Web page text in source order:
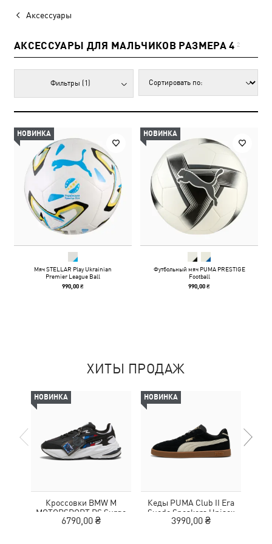
Аксессуары
АКСЕССУАРЫ ДЛЯ МАЛЬЧИКОВ РАЗМЕРА 4 2
Фильтры (1)
НОВИНКА
Мяч STELLAR Play Ukrainian
Premier League Ball
990,00 ₴
НОВИНКА
Футбольный мяч PUMA PRESTIGE
Football
990,00 ₴
ХИТЫ ПРОДАЖ
НОВИНКА
Кроссовки BMW M
MOTORSPORT RS Surge
Sneakers Unisex
6790,00 ₴
НОВИНКА
Кеды PUMA Club II Era
Suede Sneakers Unisex
3990,00 ₴